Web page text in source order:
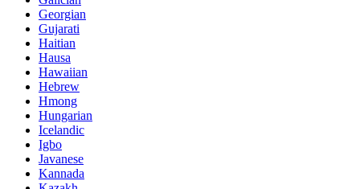
Georgian
Gujarati
Haitian
Hausa
Hawaiian
Hebrew
Hmong
Hungarian
Icelandic
Igbo
Javanese
Kannada